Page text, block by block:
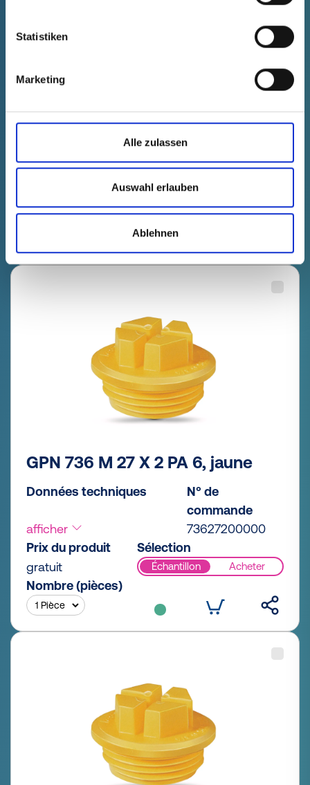
Statistiken
Marketing
Alle zulassen
Auswahl erlauben
Ablehnen
GPN 736 M 22 X 1,5 PA 6, jaune
Données techniques
afficher
N° de
commande
73622150000
Sélection
Nombre (pièces)
GPN 736 M 27 X 2 PA 6, jaune
Données techniques
afficher
N° de
commande
73627200000
Prix du produit
gratuit
Sélection
Échantillon Acheter
Nombre (pièces)